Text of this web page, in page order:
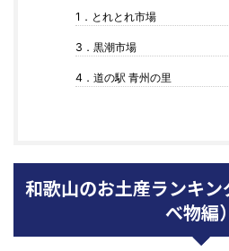
1．とれとれ市場
3．黒潮市場
4．道の駅 青州の里
和歌山のお土産ランキ
べ物編）